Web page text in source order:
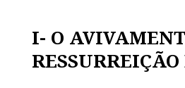
I- O